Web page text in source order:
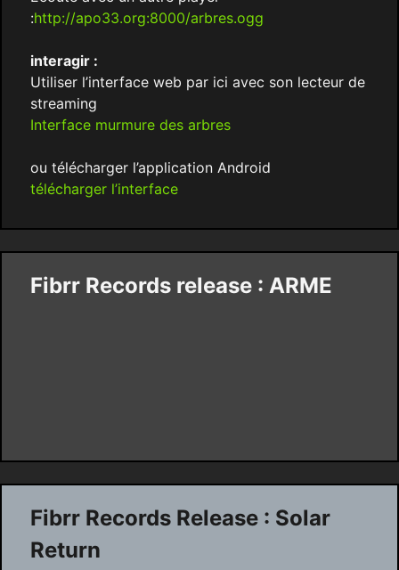
:http://apo33.org:8000/arbres.ogg
interagir :
Utiliser l’interface web par ici avec son lecteur de
streaming
Interface murmure des arbres
ou télécharger l’application Android
télécharger l’interface
Fibrr Records release : ARME
Fibrr Records Release : Solar
Return